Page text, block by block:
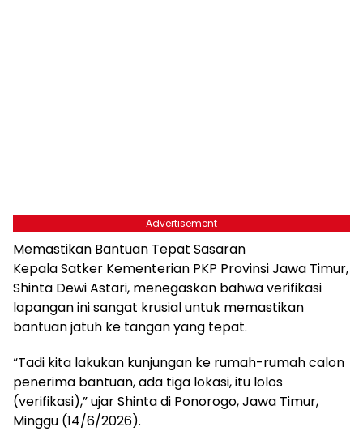
Advertisement
Memastikan Bantuan Tepat Sasaran
Kepala Satker Kementerian PKP Provinsi Jawa Timur,
Shinta Dewi Astari, menegaskan bahwa verifikasi
lapangan ini sangat krusial untuk memastikan
bantuan jatuh ke tangan yang tepat.
“Tadi kita lakukan kunjungan ke rumah-rumah calon
penerima bantuan, ada tiga lokasi, itu lolos
(verifikasi),” ujar Shinta di Ponorogo, Jawa Timur,
Minggu (14/6/2026).